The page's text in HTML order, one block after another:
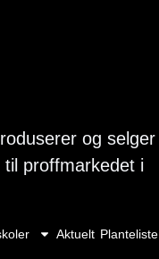
og selger
til proffmarkedet i
Aktuelt Planteliste